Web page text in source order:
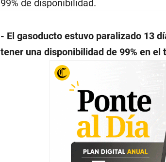
99% de disponibilidad.
- El gasoducto estuvo paralizado 13
tener una disponibilidad de 99% en el